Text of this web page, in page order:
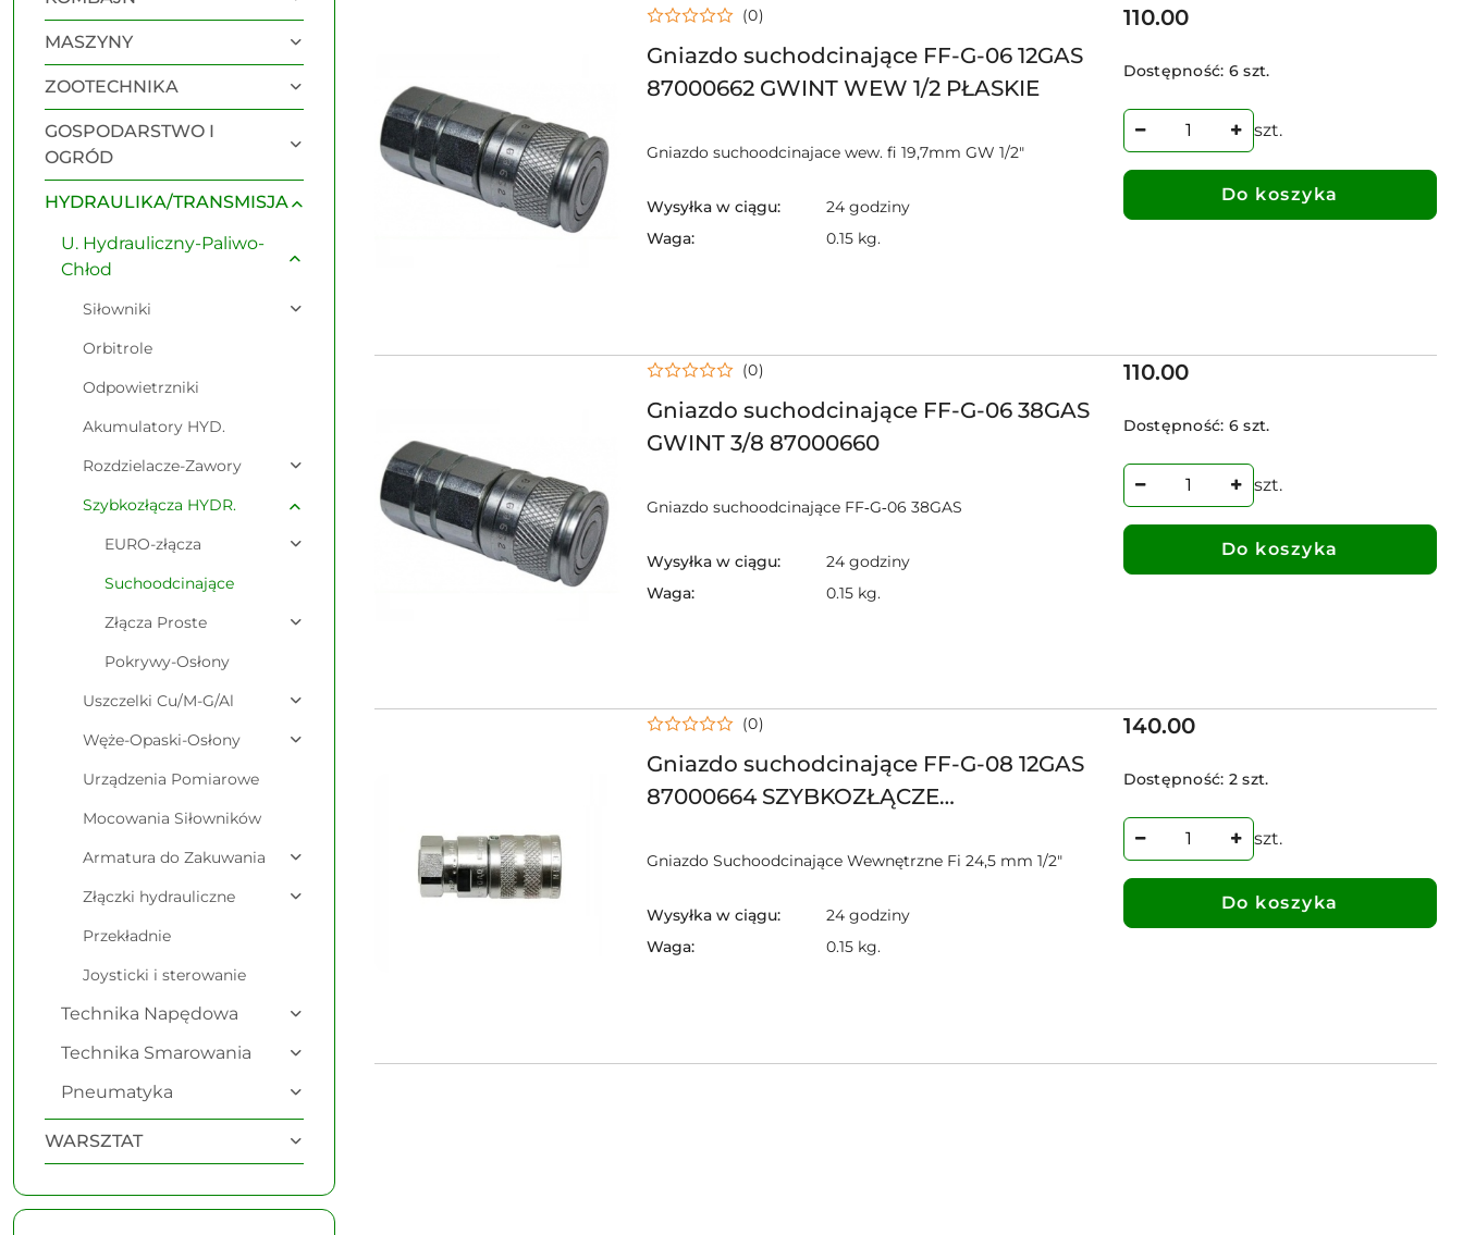
MASZYNY
ZOOTECHNIKA
GOSPODARSTWO I
OGRÓD
HYDRAULIKA/TRANSMISJA
U. Hydrauliczny-Paliwo-
Chłod
Siłowniki
Orbitrole
Odpowietrzniki
Akumulatory HYD.
Rozdzielacze-Zawory
Szybkozłącza HYDR.
EURO-złącza
Suchoodcinające
Złącza Proste
Pokrywy-Osłony
Uszczelki Cu/M-G/Al
Węże-Opaski-Osłony
Urządzenia Pomiarowe
Mocowania Siłowników
Armatura do Zakuwania
Złączki hydrauliczne
Przekładnie
Joysticki i sterowanie
Technika Napędowa
Technika Smarowania
Pneumatyka
WARSZTAT
Gniazdo suchodcinające FF-G-06 12GAS
87000662 GWINT WEW 1/2 PŁASKIE
(0)
Gniazdo suchoodcinajace wew. fi 19,7mm GW 1/2"
Wysyłka w ciągu:
24 godziny
Waga:
0.15 kg.
Cena:
110.00
Dostępność: 6 szt.
szt.
Do koszyka
Gniazdo suchodcinające FF-G-06 38GAS
GWINT 3/8 87000660
(0)
Gniazdo suchoodcinające FF‑G‑06 38GAS
Wysyłka w ciągu:
24 godziny
Waga:
0.15 kg.
Cena:
110.00
Dostępność: 6 szt.
szt.
Do koszyka
Gniazdo suchodcinające FF-G-08 12GAS
87000664 SZYBKOZŁĄCZE
SZYBKOZŁĄCZE GNIAZDO PŁASKIE
(0)
Gniazdo Suchoodcinające Wewnętrzne Fi 24,5 mm 1/2"
Wysyłka w ciągu:
24 godziny
Waga:
0.15 kg.
Cena:
140.00
Dostępność: 2 szt.
szt.
Do koszyka